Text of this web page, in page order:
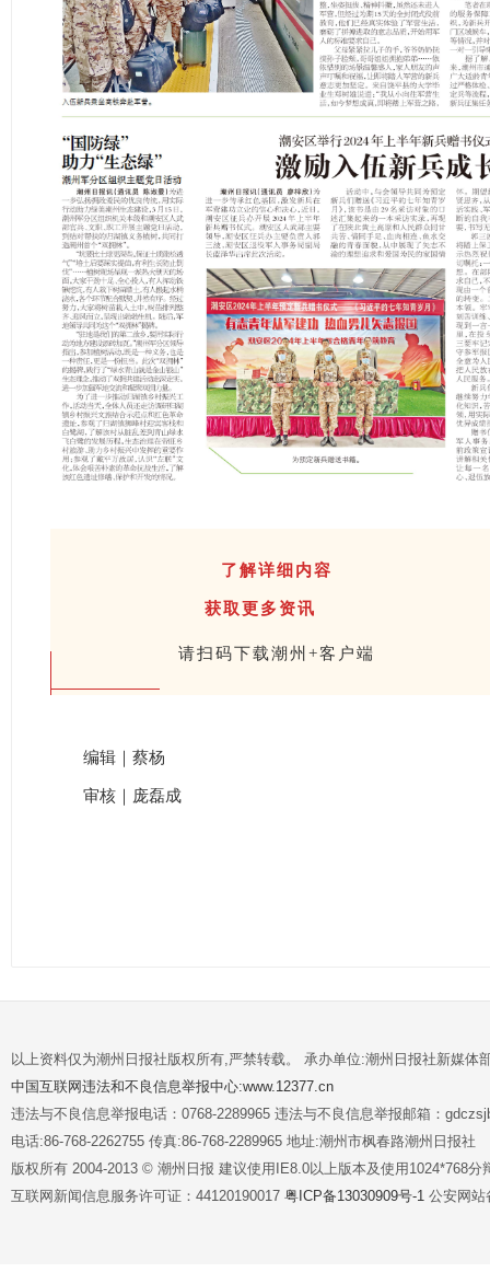
了解详细内容
获取更多资讯
请扫码下载潮州+客户端
编辑｜蔡杨
审核｜庞磊成
以上资料仅为潮州日报社版权所有,严禁转载。 承办单位:潮州日报社新媒体
中国互联网违法和不良信息举报中心:www.12377.cn
违法与不良信息举报电话：0768-2289965 违法与不良信息举报邮箱：
电话:86-768-2262755 传真:86-768-2289965 地址:潮州市枫春路潮州日报社
版权所有 2004-2013 © 潮州日报 建议使用IE8.0以上版本及使用1024*768分
互联网新闻信息服务许可证：44120190017 粤ICP备13030909号-1 公安网站